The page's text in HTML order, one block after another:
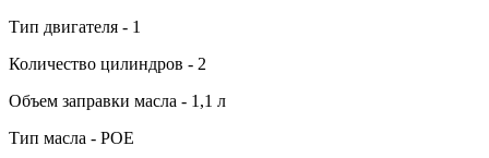
Тип двигателя - 1
Количество цилиндров - 2
Объем заправки масла - 1,1 л
Тип масла - POE